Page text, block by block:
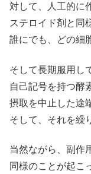
対して、人工的に
ステロイド剤と同
誰にでも、どの細
そして長期服用し
自己記号を持つ酵
摂取を中止した途
そして、それを
当然ながら、副作
同様のことが起こ